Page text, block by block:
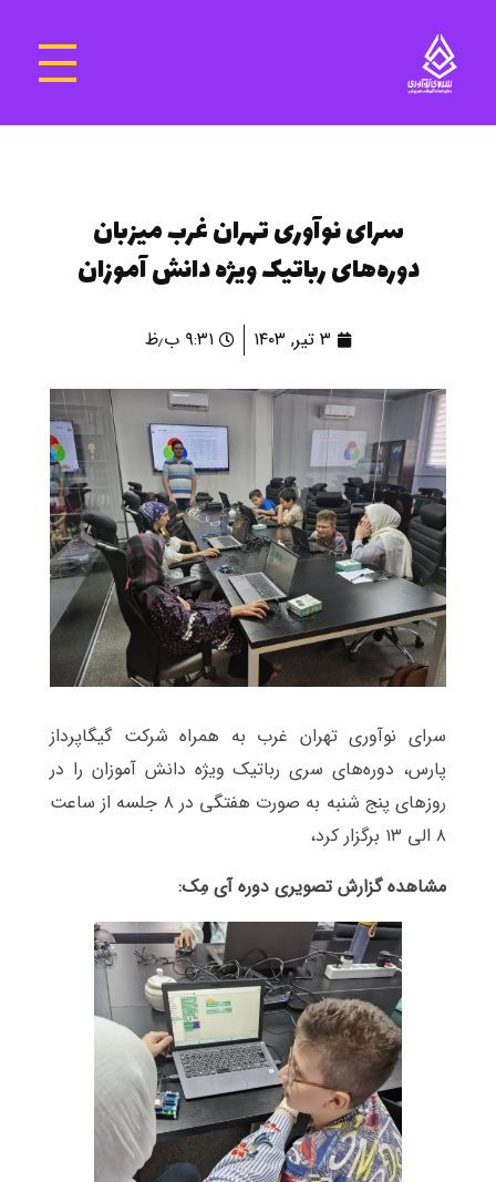
سرای نوآوری تهران غرب میزبان
دوره‌های رباتیک ویژه دانش آموزان
۳ تیر, ۱۴۰۳ ۹:۳۱ ب٫ظ
سرای نوآوری تهران غرب به همراه شرکت گیگاپرداز
پارس، دوره‌های سری رباتیک ویژه دانش آموزان را در
روزهای پنج شنبه به صورت هفتگی در ۸ جلسه از ساعت
۸ الی ۱۳ برگزار کرد،
مشاهده گزارش تصویری دوره آی مِک: